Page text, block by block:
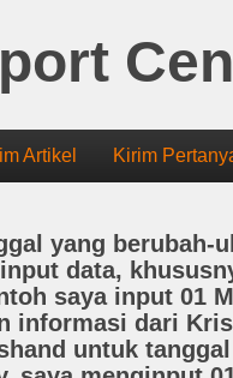
Artikel Kirim
yang berubah-
data,
saya input 01
informasi dari
untuk